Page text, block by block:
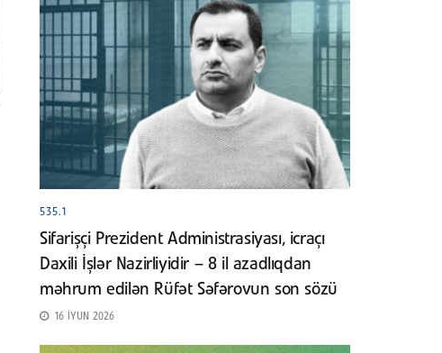
535.1
Sifarişçi Prezident Administrasiyası, icraçı
Daxili İşlər Nazirliyidir – 8 il azadlıqdan
məhrum edilən Rüfət Səfərovun son sözü
16 İYUN 2026